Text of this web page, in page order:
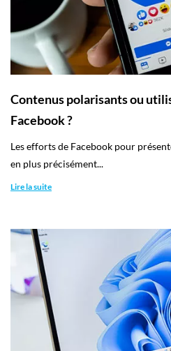
Contenus polarisants ou
Facebook ?
Les efforts de Facebook pour
en plus précisément...
Lire la suite